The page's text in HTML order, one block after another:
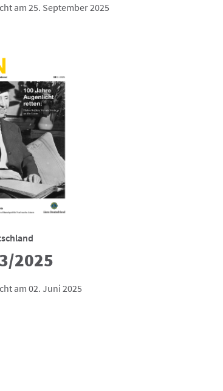
am 25. September 2025
2025
am 02. Juni 2025